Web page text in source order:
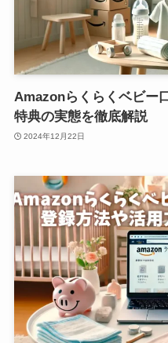
Amazonらくらくベビー
特典の実態を徹底解説
2024年12月22日